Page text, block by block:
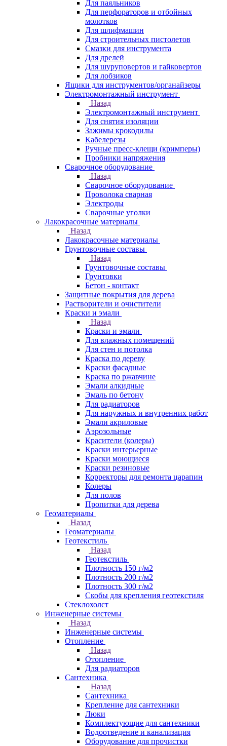
Для паяльников
Для перфораторов и отбойных
молотков
Для шлифмашин
Для строительных пистолетов
Смазки для инструмента
Для дрелей
Для шуруповертов и гайковертов
Для лобзиков
Ящики для инструментов/органайзеры
Электромонтажный инструмент
Назад
Электромонтажный инструмент
Для снятия изоляции
Зажимы крокодилы
Кабелерезы
Ручные пресс-клещи (кримперы)
Пробники напряжения
Сварочное оборудование
Назад
Сварочное оборудование
Проволока сварная
Электроды
Сварочные уголки
Лакокрасочные материалы
Назад
Лакокрасочные материалы
Грунтовочные составы
Назад
Грунтовочные составы
Грунтовки
Бетон - контакт
Защитные покрытия для дерева
Растворители и очистители
Краски и эмали
Назад
Краски и эмали
Для влажных помещений
Для стен и потолка
Краска по дереву
Краски фасадные
Краска по ржавчине
Эмали алкидные
Эмаль по бетону
Для радиаторов
Для наружных и внутренних работ
Эмали акриловые
Аэрозольные
Красители (колеры)
Краски интерьерные
Краски моющиеся
Краски резиновые
Корректоры для ремонта царапин
Колеры
Для полов
Пропитки для дерева
Геоматериалы
Назад
Геоматериалы
Геотекстиль
Назад
Геотекстиль
Плотность 150 г/м2
Плотность 200 г/м2
Плотность 300 г/м2
Скобы для крепления геотекстиля
Стеклохолст
Инженерные системы
Назад
Инженерные системы
Отопление
Назад
Отопление
Для радиаторов
Сантехника
Назад
Сантехника
Крепление для сантехники
Люки
Комплектующие для сантехники
Водоотведение и канализация
Оборудование для прочистки